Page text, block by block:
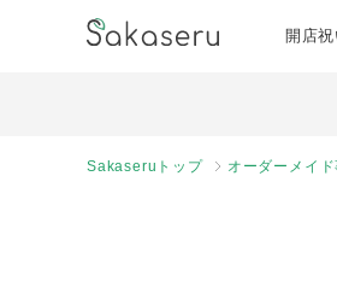
開店
Sakaseruトップ オーダーメイド